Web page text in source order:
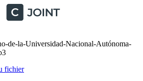
de-la-Universidad-Nacional-Autónoma-
fichier